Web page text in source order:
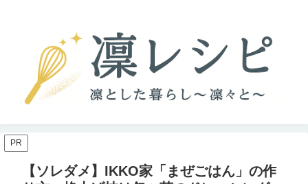
PR
【ソレダメ】IKKO家「まぜごはん」の作